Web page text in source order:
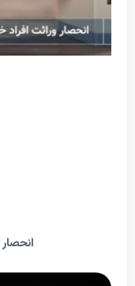
انحصار وراثت